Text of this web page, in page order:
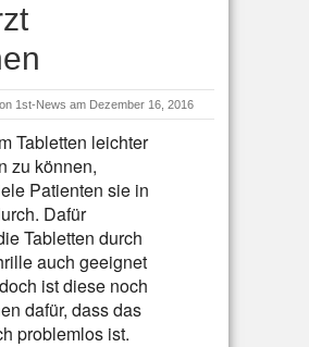
1st-News am Dezember 16, 2016
Tabletten leichter
zu können,
Patienten sie in
Dafür
Tabletten durch
auch geeignet
ist diese noch
dafür, dass das
problemlos ist.